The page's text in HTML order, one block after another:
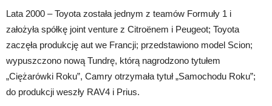
Lata 2000 – Toyota została jednym z teamów Formuły 1 i
założyła spółkę joint venture z Citroënem i Peugeot; Toyota
zaczęła produkcję aut we Francji; przedstawiono model Scion;
wypuszczono nową Tundrę, którą nagrodzono tytułem
„Ciężarówki Roku”, Camry otrzymała tytuł „Samochodu Roku”;
do produkcji weszły RAV4 i Prius.